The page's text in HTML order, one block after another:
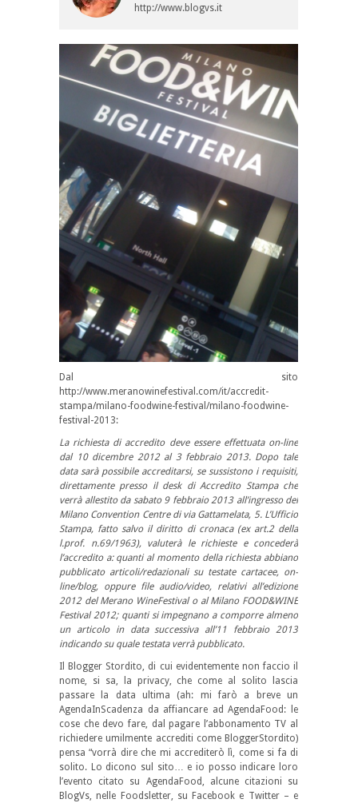
http://www.blogvs.it
Dal sito
http://www.meranowinefestival.com/it/accredit-
stampa/milano-foodwine-festival/milano-foodwine-
festival-2013:
La richiesta di accredito deve essere effettuata on-line
dal 10 dicembre 2012 al 3 febbraio 2013. Dopo tale
data sarà possibile accreditarsi, se sussistono i requisiti,
direttamente presso il desk di Accredito Stampa che
verrà allestito da sabato 9 febbraio 2013 all’ingresso del
Milano Convention Centre di via Gattamelata, 5. L’Ufficio
Stampa, fatto salvo il diritto di cronaca (ex art.2 della
l.prof. n.69/1963), valuterà le richieste e concederà
l’accredito a: quanti al momento della richiesta abbiano
pubblicato articoli/redazionali su testate cartacee, on-
line/blog, oppure file audio/video, relativi all’edizione
2012 del Merano WineFestival o al Milano FOOD&WINE
Festival 2012; quanti si impegnano a comporre almeno
un articolo in data successiva all’11 febbraio 2013
indicando su quale testata verrà pubblicato.
Il Blogger Stordito, di cui evidentemente non faccio il
nome, si sa, la privacy, che come al solito lascia
passare la data ultima (ah: mi farò a breve un
AgendaInScadenza da affiancare ad AgendaFood: le
cose che devo fare, dal pagare l’abbonamento TV al
richiedere umilmente accrediti come BloggerStordito)
pensa “vorrà dire che mi accrediterò lì, come si fa di
solito. Lo dicono sul sito… e io posso indicare loro
l’evento citato su AgendaFood, alcune citazioni su
BlogVs, nelle Foodsletter, su Facebook e Twitter – e